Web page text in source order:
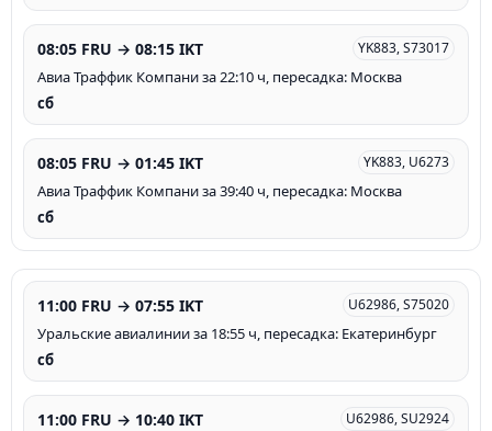
08:05 FRU → 08:15 IKT YK883, S73017
Авиа Траффик Компани за 22:10 ч, пересадка: Москва
сб
08:05 FRU → 01:45 IKT YK883, U6273
Авиа Траффик Компани за 39:40 ч, пересадка: Москва
сб
11:00 FRU → 07:55 IKT U62986, S75020
Уральские авиалинии за 18:55 ч, пересадка: Екатеринбург
сб
11:00 FRU → 10:40 IKT U62986, SU2924